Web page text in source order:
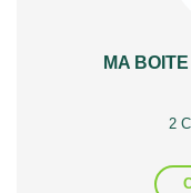
MA
2